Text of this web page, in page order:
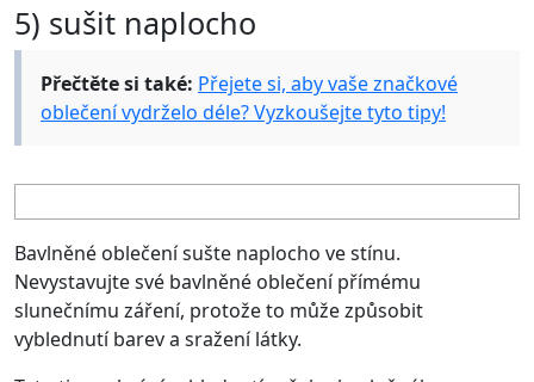
5) sušit naplocho
Přečtěte si také: Přejete si, aby vaše značkové
oblečení vydrželo déle? Vyzkoušejte tyto tipy!
Bavlněné oblečení sušte naplocho ve stínu.
Nevystavujte své bavlněné oblečení přímému
slunečnímu záření, protože to může způsobit
vyblednutí barev a sražení látky.